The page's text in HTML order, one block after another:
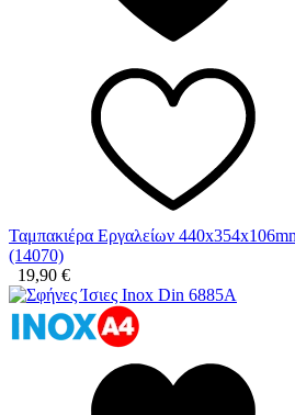
Ταμπακιέρα Εργαλείων
(14070)
19,90 €